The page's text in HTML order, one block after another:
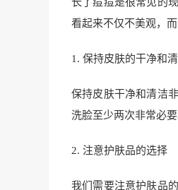
看起来不仅不美观，
1. 保持皮肤的干净和
保持皮肤干净和清洁
洗脸至少两次非常必
2. 注意护肤品的选择
我们需要注意护肤品